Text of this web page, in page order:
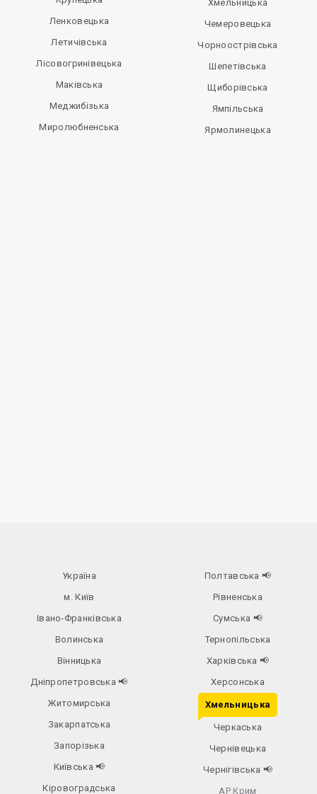
Ленковецька
Летичівська
Лісовогринівецька
Маківська
Меджибізька
Миролюбненська
Хмельницька
Чемеровецька
Чорноострівська
Шепетівська
Щиборівська
Ямпільська
Ярмолинецька
Україна
м. Київ
Івано-Франківська
Волинська
Вінницька
Дніпропетровська📢
Житомирська
Закарпатська
Запорізька
Київська📢
Кіровоградська
Полтавська 📢
Рівненська
Сумська 📢
Тернопільська
Харківська 📢
Херсонська
Хмельницька
Черкаська
Чернівецька
Чернігівська 📢
АР Крим